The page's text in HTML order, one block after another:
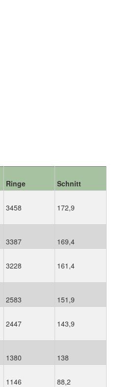
Ringe Schnitt
3458 172,9
3387 169,4
3228 161,4
2583 151,9
2447 143,9
1380 138
1146 88,2